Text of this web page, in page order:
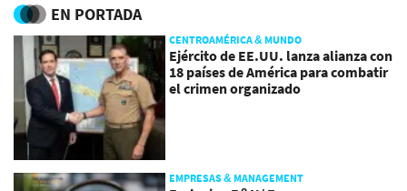
EN PORTADA
CENTROAMÉRICA & MUNDO
Ejército de EE.UU. lanza alianza con
18 países de América para combatir
el crimen organizado
EMPRESAS & MANAGEMENT